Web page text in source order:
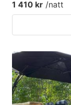
1 410 kr /natt